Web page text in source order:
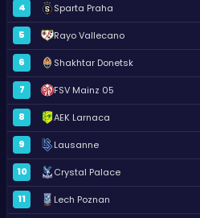
4 Sparta Praha
5 Rayo Vallecano
6 Shakhtar Donetsk
7 FSV Mainz 05
8 AEK Larnaca
9 Lausanne
10 Crystal Palace
11 Lech Poznan